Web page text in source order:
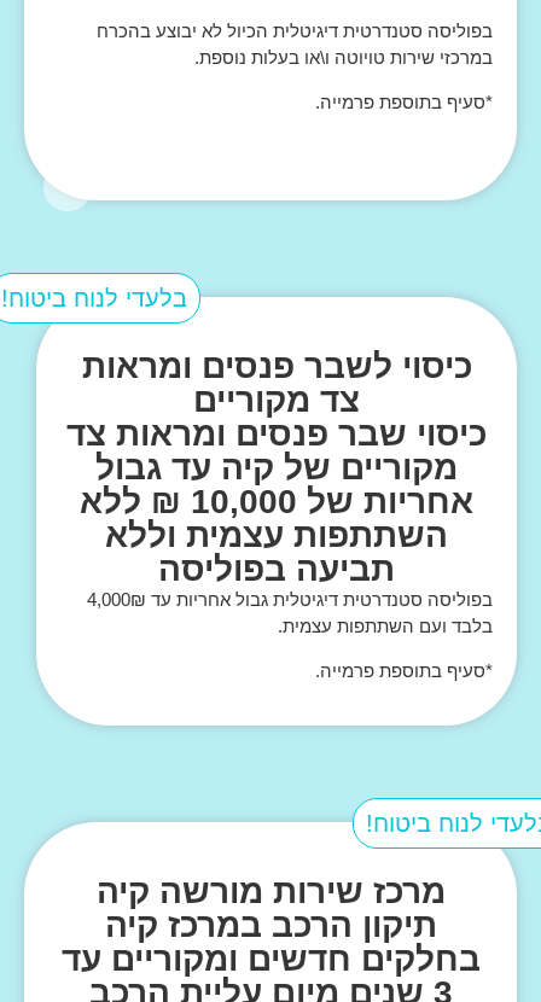
בפוליסה סטנדרטית דיגיטלית הכיול לא יבוצע בהכרח
במרכזי שירות טויוטה ו\או בעלות נוספת.
*סעיף בתוספת פרמייה.
כיסוי לשבר פנסים ומראות
צד מקוריים
בלעדי לנוח ביטוח!
כיסוי שבר פנסים ומראות צד
מקוריים של קיה עד גבול
אחריות של 10,000 ₪ ללא
השתתפות עצמית וללא
תביעה בפוליסה
בפוליסה סטנדרטית דיגיטלית גבול אחריות עד 4,000₪
בלבד ועם השתתפות עצמית.
*סעיף בתוספת פרמייה.
לנוח ביטוח!
מרכז שירות מורשה קיה
תיקון הרכב במרכז קיה
בחלקים חדשים ומקוריים עד
3 שנים מיום עליית הרכב